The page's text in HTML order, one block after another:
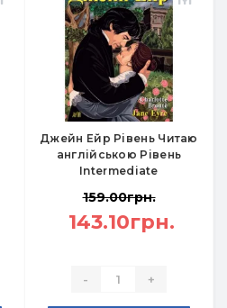
Джейн Ейр Рівень Читаю
англійською Рівень
Intermediate
159.00грн.
143.10грн.
- +